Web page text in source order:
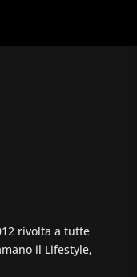
rivolta a tutte
il Lifestyle,